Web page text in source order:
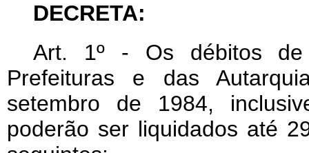
DECRETA:
Art. 1º - Os débitos de
Prefeituras e das
setembro de 1984,
poderão ser liquidados até